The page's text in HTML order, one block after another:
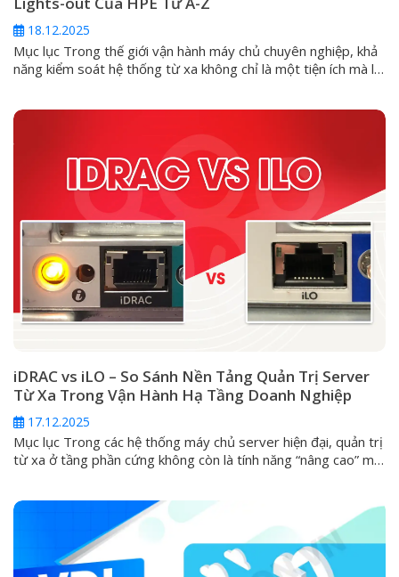
18.12.2025
Mục lục Trong thế giới vận hành máy chủ chuyên nghiệp, khả
năng kiểm soát hệ thống từ xa không chỉ là một tiện ích mà là
Lights-Out (iLO). Vậy iLO...
iDRAC vs iLO – So Sánh Nền Tảng Quản Trị Server
Từ Xa Trong Vận Hành Hạ Tầng Doanh Nghiệp
17.12.2025
Mục lục Trong các hệ thống máy chủ server hiện đại, quản trị
từ xa ở tầng phần cứng không còn là tính năng “nâng cao” mà
cần can thiệp...